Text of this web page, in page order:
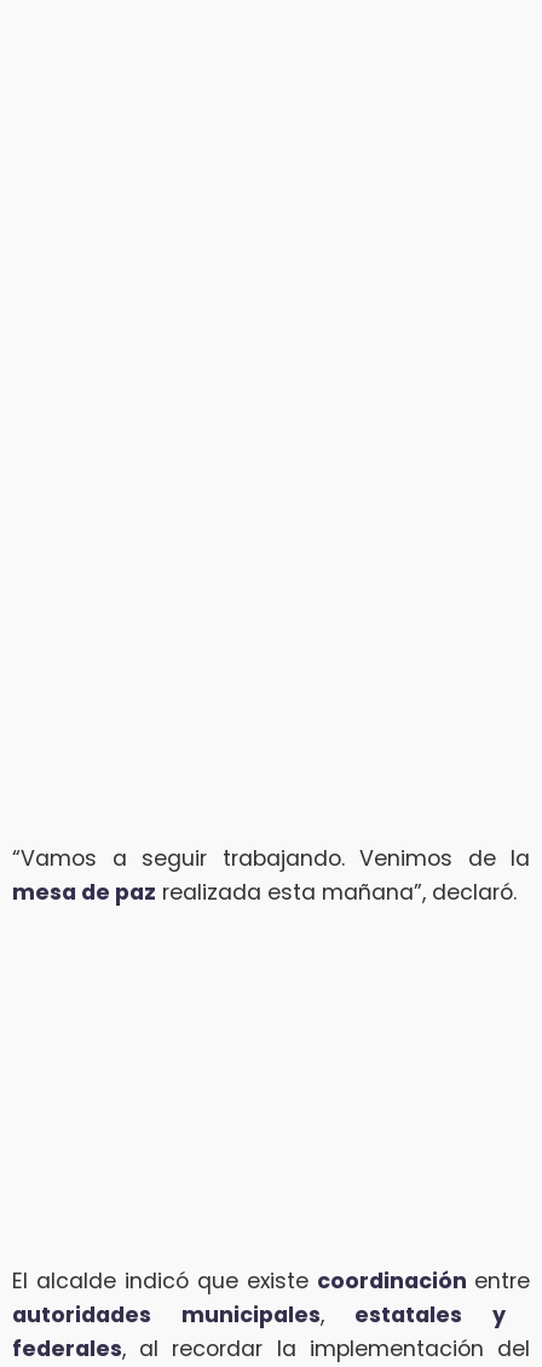
“Vamos a seguir trabajando. Venimos de la
mesa de paz realizada esta mañana”, declaró.
El alcalde indicó que existe coordinación entre
autoridades municipales, estatales y
federales, al recordar la implementación del